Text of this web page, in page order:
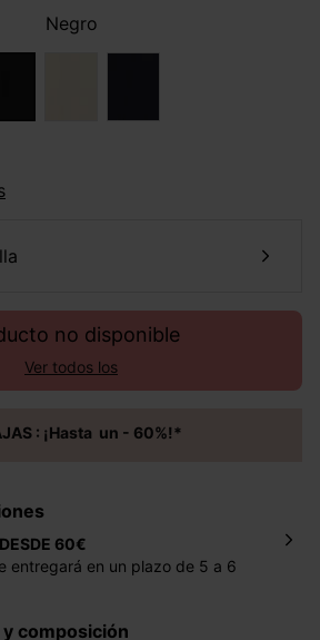
Negro
no disponible
Ver todos los
: ¡Hasta un - 60%!*
DESDE 60€
entregará en un plazo de 5 a 6
se entregará en un plazo de 5
y composición